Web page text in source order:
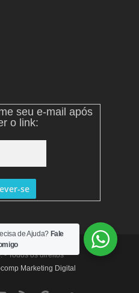
seu e-mail após
o link:
- Todos os direitos
Marketing Digital
de Ajuda? Fale